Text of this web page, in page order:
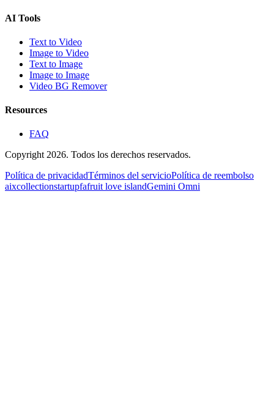
AI Tools
Text to Video
Image to Video
Text to Image
Image to Image
Video BG Remover
Resources
FAQ
Copyright 2026. Todos los derechos reservados.
Política de privacidadTérminos del servicioPolítica de reembolso
aixcollectionstartupfafruit love islandGemini Omni